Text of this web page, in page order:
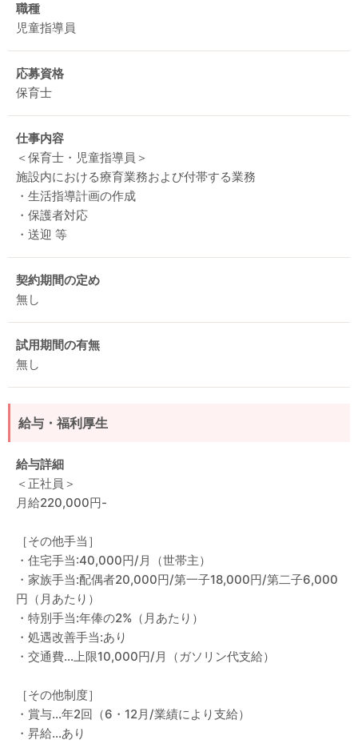
職種
児童指導員
応募資格
保育士
仕事内容
＜保育士・児童指導員＞
施設内における療育業務および付帯する業務
・生活指導計画の作成
・保護者対応
・送迎 等
契約期間の定め
無し
試用期間の有無
無し
給与・福利厚生
給与詳細
＜正社員＞
月給220,000円-
［その他手当］
・住宅手当:40,000円/月（世帯主）
・家族手当:配偶者20,000円/第一子18,000円/第二子6,000
円（月あたり）
・特別手当:年俸の2%（月あたり）
・処遇改善手当:あり
・交通費…上限10,000円/月（ガソリン代支給）
［その他制度］
・賞与…年2回（6・12月/業績により支給）
・昇給…あり